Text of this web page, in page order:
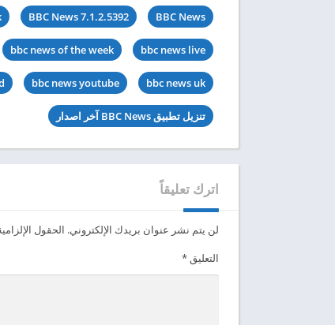
BBC News
BBC News 7.1.2.5392
bbc news live
bbc news of the week
bbc news uk
bbc news youtube
تنزيل تطبيق BBC News آخر اصدار
اترك تعليقاً
لن يتم نشر عنوان بريدك الإلكتروني. الحقول
التعليق*